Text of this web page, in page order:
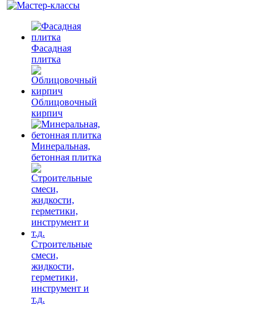
Фасадная
плитка
Облицовочный
кирпич
Минеральная,
бетонная плитка
Строительные
смеси,
жидкости,
герметики,
инструмент и
т.д.